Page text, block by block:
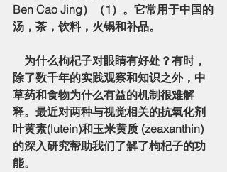
Ben Cao Jing）（1）。它常用于中国的
汤，茶，饮料，火锅和补品。
除了数千年的实践观察和知识之外，中
草药和食物为什么有益的机制很难解
释。最近对两种与视觉相关的抗氧化剂
叶黄素(lutein)和玉米黄质 (zeaxanthin)
的深入研究帮助我们了解了枸杞子的功
能。